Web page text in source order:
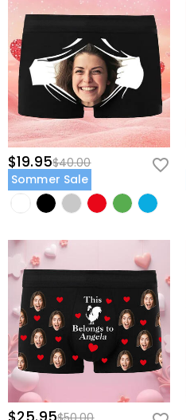
$19.95$40.00
Sommer Sale